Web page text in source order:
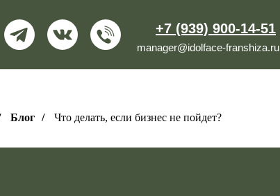
+7 (939) 900-14-51
manager@idolface-franshiza.ru
Блог / Что делать, если бизнес не пойдет?